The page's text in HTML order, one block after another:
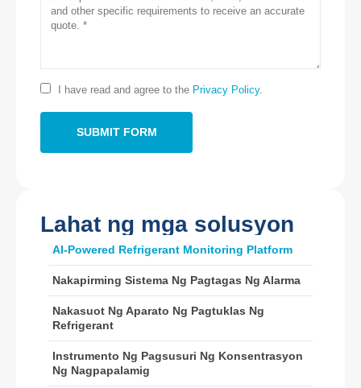
Lahat ng mga solusyon
AI-Powered Refrigerant Monitoring Platform
Nakapirming Sistema Ng Pagtagas Ng Alarma
Nakasuot Ng Aparato Ng Pagtuklas Ng
Refrigerant
Instrumento Ng Pagsusuri Ng Konsentrasyon
Ng Nagpapalamig
I have read and agree to the Privacy Policy.
: No.299 Jinsuo Road, National High-Tech Zone, Zhengzhou
0086-371-67169097
Whatsapp
WeChat Whatsapp
Mainit na produkto
R290 sensor
R454B Sensor